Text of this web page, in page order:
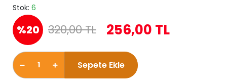
Stok: 6
%20 320,00 TL 256,00 TL
Sepete Ekle